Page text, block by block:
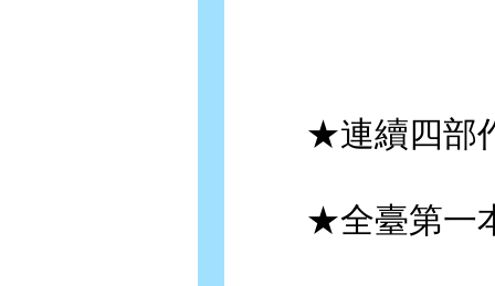
★連續四部作
★全臺第一本